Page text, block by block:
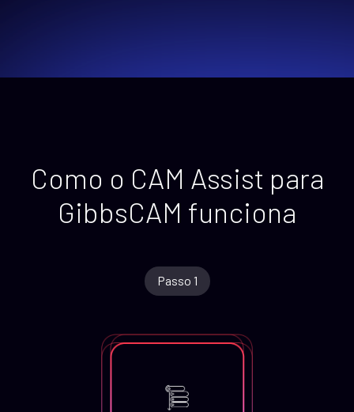
Como o CAM Assist para
GibbsCAM funciona
Passo 1